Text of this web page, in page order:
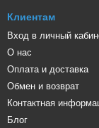
Клиентам
Вход в личный
О нас
Оплата и доставка
Обмен и возврат
Контактная
Блог